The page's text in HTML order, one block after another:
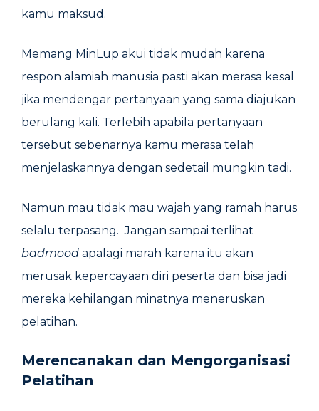
kamu maksud.
Memang MinLup akui tidak mudah karena
respon alamiah manusia pasti akan merasa kesal
jika mendengar pertanyaan yang sama diajukan
berulang kali. Terlebih apabila pertanyaan
tersebut sebenarnya kamu merasa telah
menjelaskannya dengan sedetail mungkin tadi.
Namun mau tidak mau wajah yang ramah harus
selalu terpasang. Jangan sampai terlihat
badmood apalagi marah karena itu akan
merusak kepercayaan diri peserta dan bisa jadi
mereka kehilangan minatnya meneruskan
pelatihan.
Merencanakan dan Mengorganisasi
Pelatihan